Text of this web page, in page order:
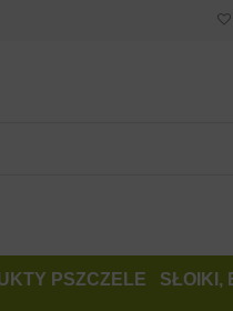
PSZCZELE SŁOIKI,